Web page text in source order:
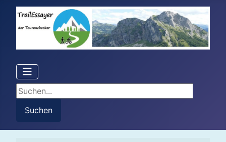
Suchen...
Suchen